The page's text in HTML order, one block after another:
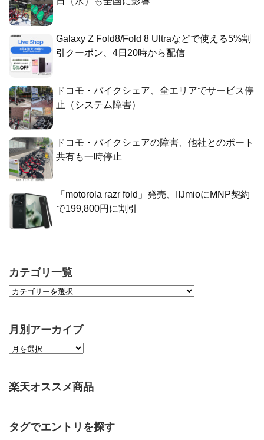
Galaxy Z Fold8/Fold 8 Ultraなどで使える5%割
引クーポン、4日20時から配信
ドコモ・バイクシェア、全エリアでサービス停
止（システム障害）
ドコモ・バイクシェアの障害、他社とのポート
共有も一時停止
「motorola razr fold」発売、IIJmioにMNP契約
で199,800円に割引
カテゴリ一覧
月別アーカイブ
楽天オススメ商品
タグでエントリを探す